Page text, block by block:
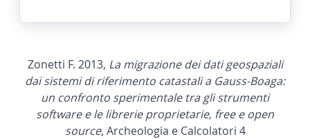
Zonetti F. 2013, La migrazione dei dati geospaziali
dai sistemi di riferimento catastali a Gauss-Boaga:
un confronto sperimentale tra gli strumenti
software e le librerie proprietarie, free e open
source, Archeologia e Calcolatori 4